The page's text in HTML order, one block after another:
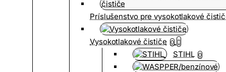
Príslušenstvo pre vysokotlakové
Vysokotlakové čističe 0
STIHL 0